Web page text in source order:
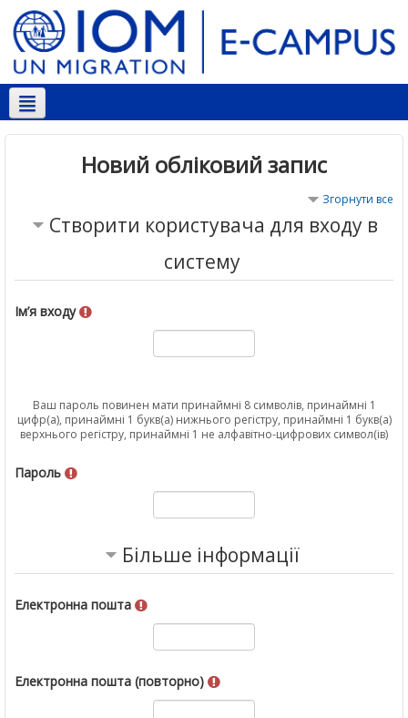
Українська ‎(uk)‎
Новий обліковий запис
Згорнути все
Створити користувача для входу в
систему
Ім’я входу
Ваш пароль повинен мати принаймні 8 символів, принаймні 1
цифр(а), принаймні 1 букв(а) нижнього регістру, принаймні 1 букв(а)
верхнього регістру, принаймні 1 не алфавітно-цифрових символ(ів)
Пароль
Більше інформації
Електронна пошта
Електронна пошта (повторно)